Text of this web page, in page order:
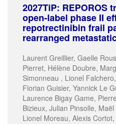
2027TiP: REPOROS
open-label phase II
repotrectinibin frail
rearranged
Laurent Greillier, Gaelle
Pierret, Hélène Doubre,
Simonneau , Lionel
Florian Guisier, Yannick Le
Laurence Bigay Game,
Bizieux, Julian Pinsolle,
Lionel Moreau, Alexis